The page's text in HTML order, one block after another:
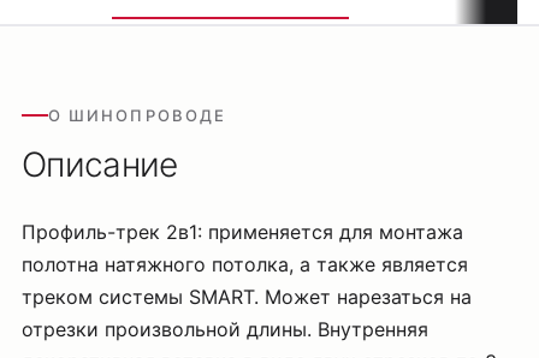
О ШИНОПРОВОДЕ
Описание
Профиль-трек 2в1: применяется для монтажа
полотна натяжного потолка, а также является
треком системы SMART. Может нарезаться на
отрезки произвольной длины. Внутренняя